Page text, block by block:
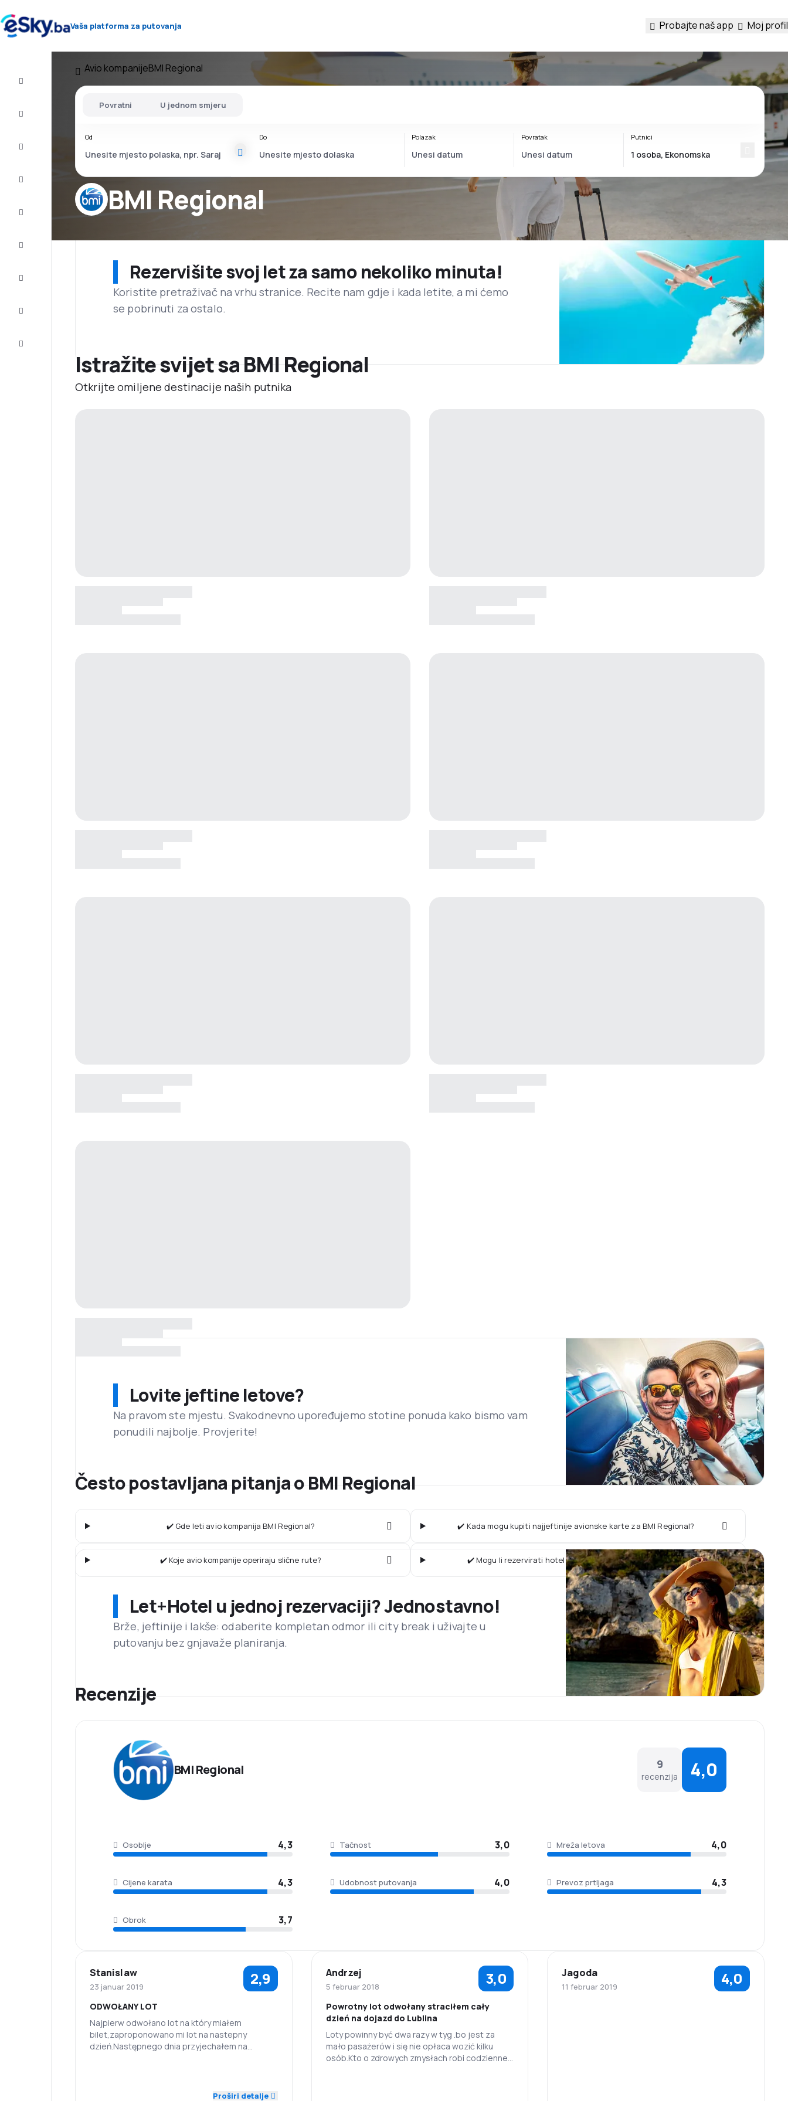
Vaša platforma za putovanja Probajte naš app Moj profil
Avio kompanijeBMI Regional
BMI Regional
Povratni U jednom smjeru
Od Do Polazak Povratak Putnici
Rezervišite svoj let za samo nekoliko minuta!
Koristite pretraživač na vrhu stranice. Recite nam gdje i kada letite, a mi ćemo
se pobrinuti za ostalo.
Istražite svijet sa BMI Regional
Otkrijte omiljene destinacije naših putnika
Lovite jeftine letove?
Na pravom ste mjestu. Svakodnevno upoređujemo stotine ponuda kako bismo vam
ponudili najbolje. Provjerite!
Često postavljana pitanja o BMI Regional
✔️ Gde leti avio kompanija BMI Regional? ✔️ Kada mogu kupiti najjeftinije avionske karte za BMI Regional?
✔️ Koje avio kompanije operiraju slične rute? ✔️ Mogu li rezervirati hotel zajedno sa letom BMI Regional?
Let+Hotel u jednoj rezervaciji? Jednostavno!
Brže, jeftinije i lakše: odaberite kompletan odmor ili city break i uživajte u
putovanju bez gnjavaže planiranja.
Recenzije
BMI Regional 9
recenzija 4,0
Osoblje 4,3 Tačnost 3,0 Mreža letova 4,0
Cijene karata 4,3 Udobnost putovanja 4,0 Prevoz prtljaga 4,3
Obrok 3,7
Stanislaw
23 januar 2019 2,9
ODWOŁANY LOT
Najpierw odwołano lot na który miałem
bilet,zaproponowano mi lot na nastepny
dzień.Następnego dnia przyjechałem na
Monachium z niedużym opóznieniem.W sumie
Proširi detalje
Andrzej
5 februar 2018 3,0
Powrotny lot odwołany straciłem cały
dzień na dojazd do Lublina
Loty powinny być dwa razy w tyg .bo jest za
mało pasażerów i się nie opłaca wozić kilku
osób.Kto o zdrowych zmysłach robi codzienne
Jagoda
11 februar 2019 4,0